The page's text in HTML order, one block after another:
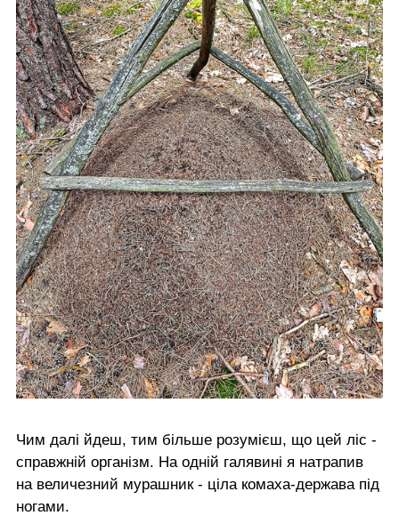
Чим далі йдеш, тим більше розумієш, що цей ліс -
справжній організм. На одній галявині я натрапив
на величезний мурашник - ціла комаха-держава під
ногами.